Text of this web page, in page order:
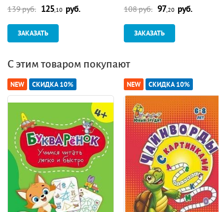
художественная гимнастика.
139 руб. 125,10 руб.
ЗАКАЗАТЬ
стихах
108 руб. 97,20 руб.
ЗАКАЗАТЬ
С этим товаром покупают
NEW СКИДКА 10% NEW СКИДКА 10%